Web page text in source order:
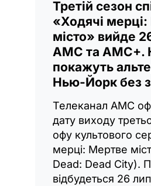
Третій сезон
«Ходячі
місто» вийде
AMC та AMC+.
покажуть
Нью-Йорк без
Телеканал AMC
дату виходу
офу культового
мерці: Мертве
Dead: Dead City).
відбудеться 26